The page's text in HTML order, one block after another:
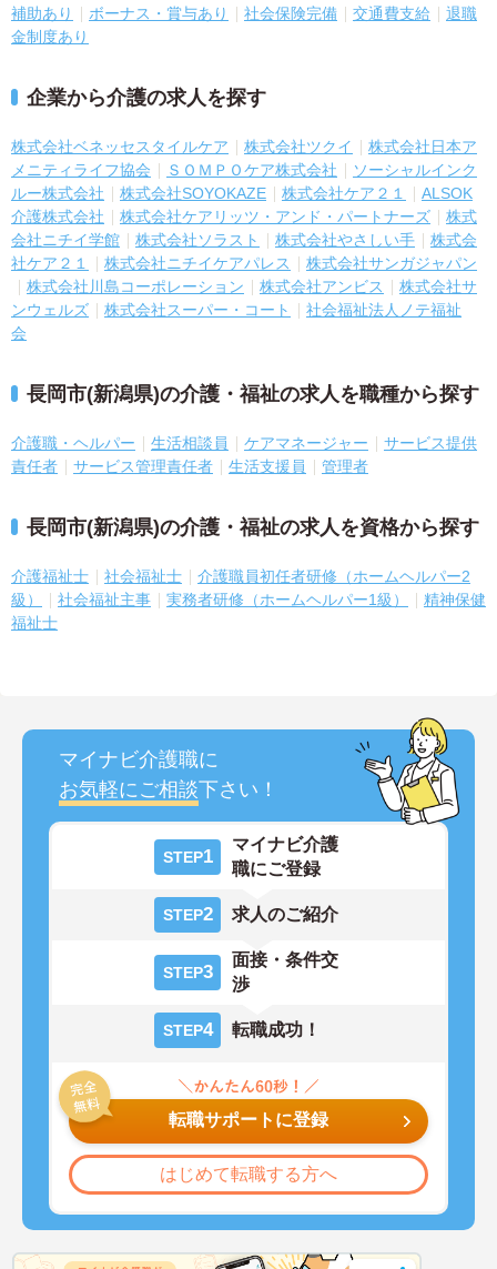
補助あり
ボーナス・賞与あり 社会保険完備 交通費支給
退職
金制度あり
企業から介護の求人を探す
株式会社ベネッセスタイルケア 株式会社ツクイ
株式会社日本ア
メニティライフ協会
ＳＯＭＰＯケア株式会社
ソーシャルインク
ルー株式会社
株式会社SOYOKAZE 株式会社ケア２１
ALSOK
介護株式会社
株式会社ケアリッツ・アンド・パートナーズ
株式
会社ニチイ学館
株式会社ソラスト 株式会社やさしい手
株式会
社ケア２１
株式会社ニチイケアパレス
株式会社サンガジャパン
株式会社川島コーポレーション
株式会社アンビス
株式会社サ
ンウェルズ
株式会社スーパー・コート
社会福祉法人ノテ福祉
会
長岡市(新潟県)の介護・福祉の求人を職種から探す
介護職・ヘルパー 生活相談員 ケアマネージャー
サービス提供
責任者
サービス管理責任者 生活支援員 管理者
長岡市(新潟県)の介護・福祉の求人を資格から探す
介護福祉士 社会福祉士
介護職員初任者研修（ホームヘルパー2
級）
社会福祉主事 実務者研修（ホームヘルパー1級）
精神保健
福祉士
マイナビ介護職に
お気軽にご相談下さい！
STEP1
マイナビ介護
職にご登録
STEP2 求人のご紹介
STEP3
面接・条件交
渉
STEP4 転職成功！
転職サポートに登録
はじめて転職する方へ